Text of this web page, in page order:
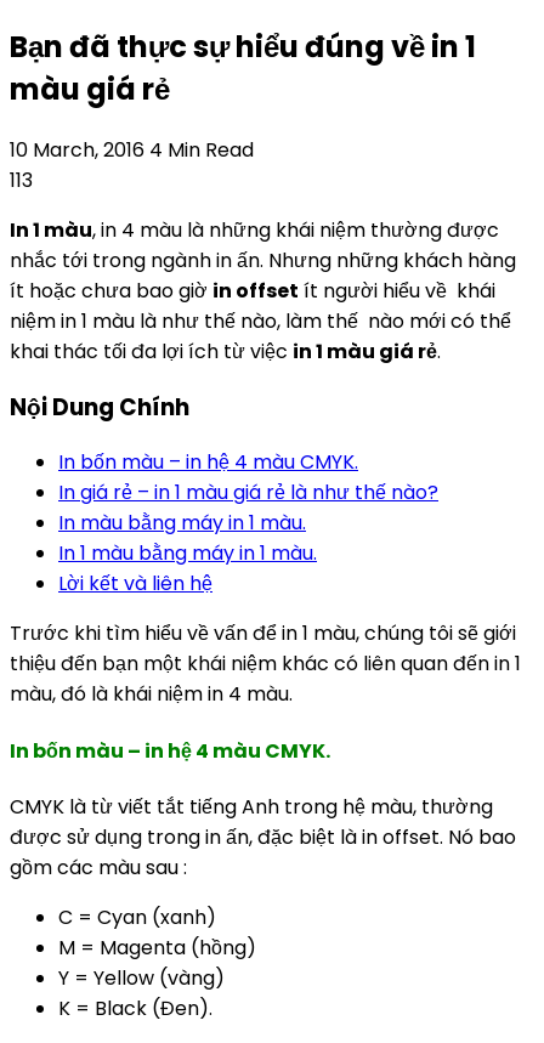
Bạn đã thực sự hiểu đúng về in 1
màu giá rẻ
10 March, 2016 4 Min Read
113
In 1 màu, in 4 màu là những khái niệm thường được
nhắc tới trong ngành in ấn. Nhưng những khách hàng
ít hoặc chưa bao giờ in offset ít người hiểu về khái
niệm in 1 màu là như thế nào, làm thế nào mới có thể
khai thác tối đa lợi ích từ việc in 1 màu giá rẻ.
Nội Dung Chính
In bốn màu – in hệ 4 màu CMYK.
In giá rẻ – in 1 màu giá rẻ là như thế nào?
In màu bằng máy in 1 màu.
In 1 màu bằng máy in 1 màu.
Lời kết và liên hệ
Trước khi tìm hiểu về vấn để in 1 màu, chúng tôi sẽ giới
thiệu đến bạn một khái niệm khác có liên quan đến in 1
màu, đó là khái niệm in 4 màu.
In bốn màu – in hệ 4 màu CMYK.
CMYK là từ viết tắt tiếng Anh trong hệ màu, thường
được sử dụng trong in ấn, đặc biệt là in offset. Nó bao
gồm các màu sau :
C = Cyan (xanh)
M = Magenta (hồng)
Y = Yellow (vàng)
K = Black (Đen).